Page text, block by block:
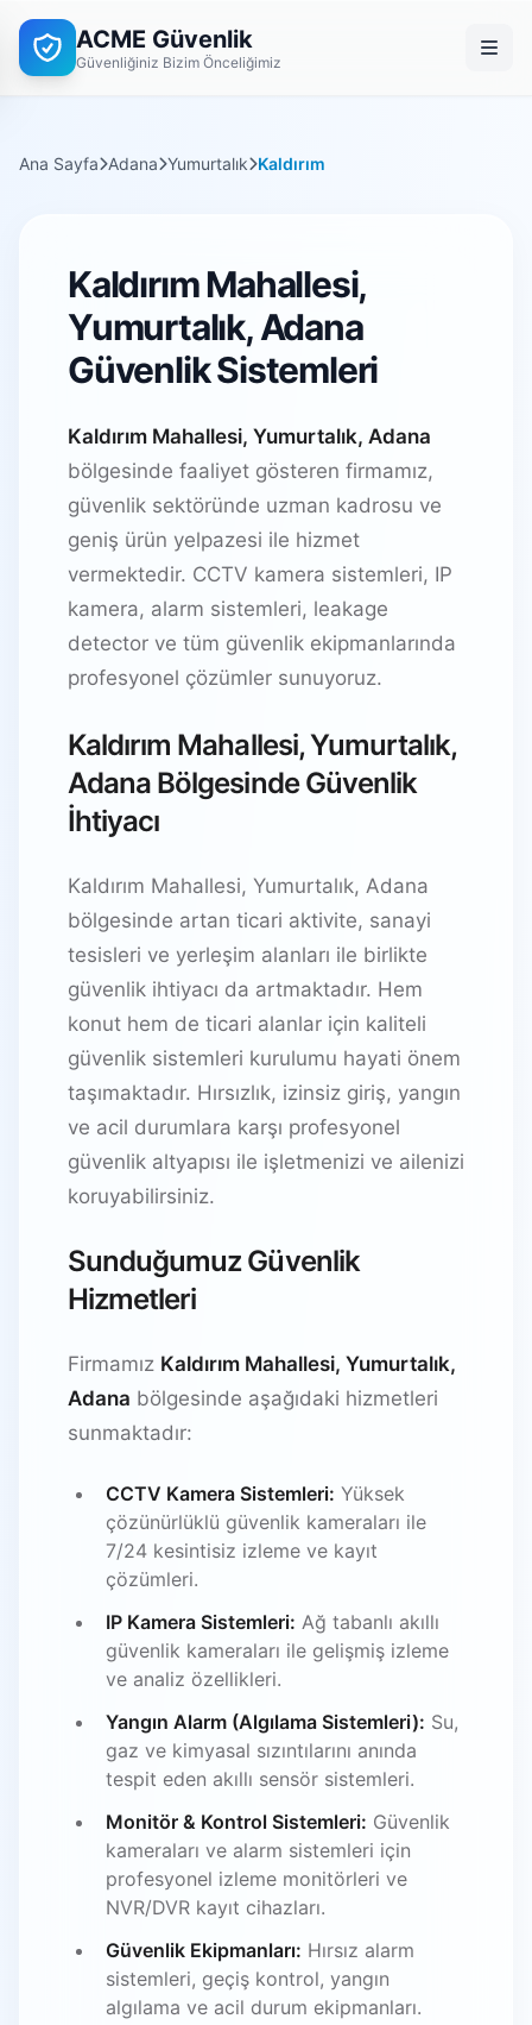
ACME Güvenlik
Güvenliğiniz Bizim Önceliğimiz
Ana Sayfa Adana Yumurtalık Kaldırım
Kaldırım Mahallesi,
Yumurtalık, Adana
Güvenlik Sistemleri
Kaldırım Mahallesi, Yumurtalık, Adana
bölgesinde faaliyet gösteren firmamız,
güvenlik sektöründe uzman kadrosu ve
geniş ürün yelpazesi ile hizmet
vermektedir. CCTV kamera sistemleri, IP
kamera, alarm sistemleri, leakage
detector ve tüm güvenlik ekipmanlarında
profesyonel çözümler sunuyoruz.
Kaldırım Mahallesi, Yumurtalık,
Adana Bölgesinde Güvenlik
İhtiyacı
Kaldırım Mahallesi, Yumurtalık, Adana
bölgesinde artan ticari aktivite, sanayi
tesisleri ve yerleşim alanları ile birlikte
güvenlik ihtiyacı da artmaktadır. Hem
konut hem de ticari alanlar için kaliteli
güvenlik sistemleri kurulumu hayati önem
taşımaktadır. Hırsızlık, izinsiz giriş, yangın
ve acil durumlara karşı profesyonel
güvenlik altyapısı ile işletmenizi ve ailenizi
koruyabilirsiniz.
Sunduğumuz Güvenlik
Hizmetleri
Firmamız Kaldırım Mahallesi, Yumurtalık,
Adana bölgesinde aşağıdaki hizmetleri
sunmaktadır:
CCTV Kamera Sistemleri: Yüksek
çözünürlüklü güvenlik kameraları ile
7/24 kesintisiz izleme ve kayıt
çözümleri.
IP Kamera Sistemleri: Ağ tabanlı akıllı
güvenlik kameraları ile gelişmiş izleme
ve analiz özellikleri.
Yangın Alarm (Algılama Sistemleri): Su,
gaz ve kimyasal sızıntılarını anında
tespit eden akıllı sensör sistemleri.
Monitör & Kontrol Sistemleri: Güvenlik
kameraları ve alarm sistemleri için
profesyonel izleme monitörleri ve
NVR/DVR kayıt cihazları.
Güvenlik Ekipmanları: Hırsız alarm
sistemleri, geçiş kontrol, yangın
algılama ve acil durum ekipmanları.